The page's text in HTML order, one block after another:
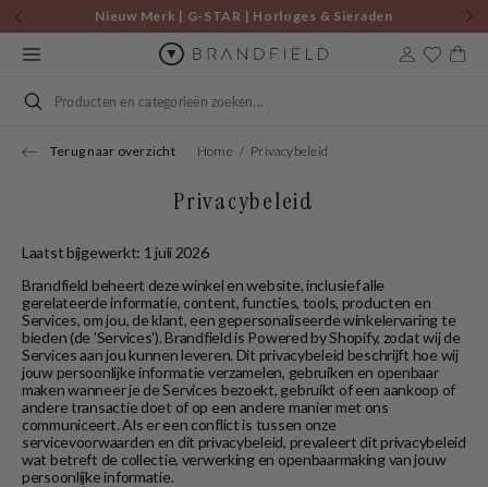
Skip to
content
Nieuw Merk | G-STAR | Horloges & Sieraden
Cart
Search
Terug naar overzicht Home Privacybeleid
Privacybeleid
Laatst bijgewerkt: 1 juli 2026
Brandfield beheert deze winkel en website, inclusief alle
gerelateerde informatie, content, functies, tools, producten en
Services, om jou, de klant, een gepersonaliseerde winkelervaring te
bieden (de 'Services'). Brandfield is Powered by Shopify, zodat wij de
Services aan jou kunnen leveren. Dit privacybeleid beschrijft hoe wij
jouw persoonlijke informatie verzamelen, gebruiken en openbaar
maken wanneer je de Services bezoekt, gebruikt of een aankoop of
andere transactie doet of op een andere manier met ons
communiceert. Als er een conflict is tussen onze
servicevoorwaarden en dit privacybeleid, prevaleert dit privacybeleid
wat betreft de collectie, verwerking en openbaarmaking van jouw
persoonlijke informatie.